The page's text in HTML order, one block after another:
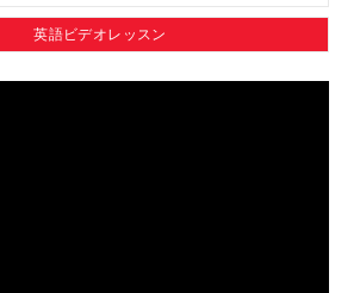
英語ビデオレッスン